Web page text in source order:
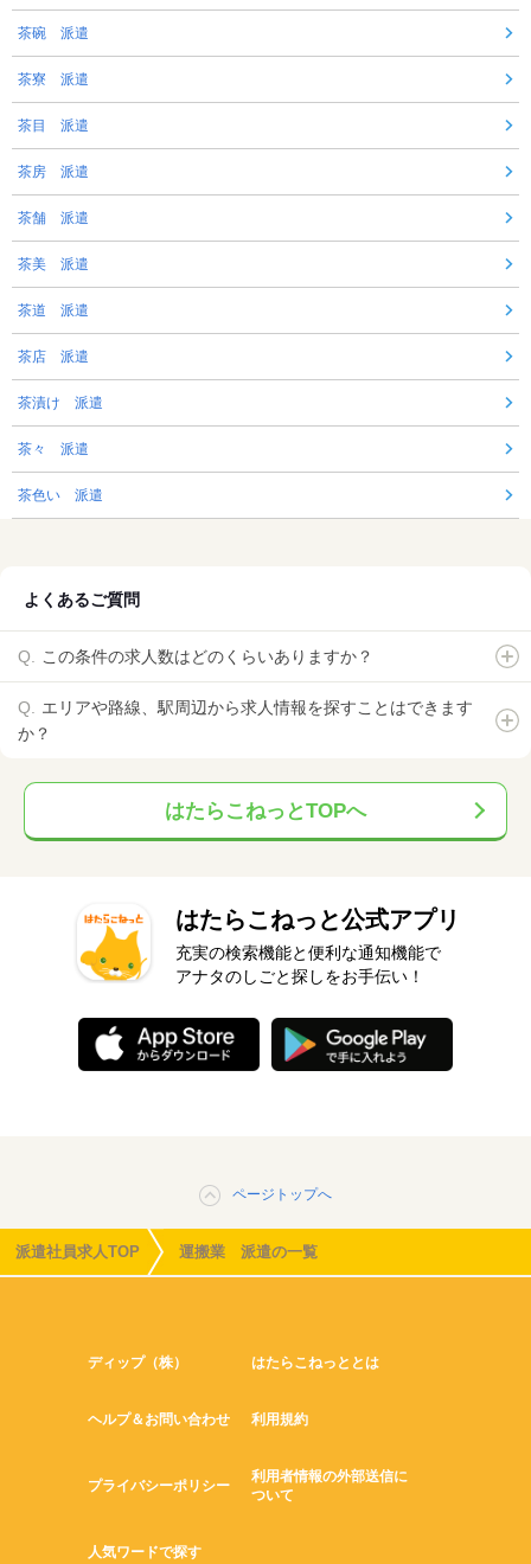
茶碗 派遣
茶寮 派遣
茶目 派遣
茶房 派遣
茶舗 派遣
茶美 派遣
茶道 派遣
茶店 派遣
茶漬け 派遣
茶々 派遣
茶色い 派遣
よくあるご質問
この条件の求人数はどのくらいありますか？
エリアや路線、駅周辺から求人情報を探すことはできます
か？
はたらこねっとTOPへ
はたらこねっと公式アプリ
充実の検索機能と便利な通知機能で
アナタのしごと探しをお手伝い！
ページトップへ
派遣社員求人TOP 運搬業 派遣の一覧
ディップ（株） はたらこねっととは
ヘルプ＆お問い合わせ 利用規約
プライバシーポリシー
利用者情報の外部送信に
ついて
人気ワードで探す